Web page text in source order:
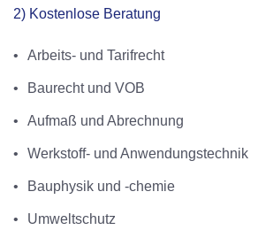
2) Kostenlose Beratung
• Arbeits- und Tarifrecht
• Baurecht und VOB
• Aufmaß und Abrechnung
• Werkstoff- und Anwendungstechnik
• Bauphysik und -chemie
• Umweltschutz